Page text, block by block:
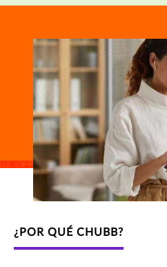
¿POR QUÉ CHUBB?